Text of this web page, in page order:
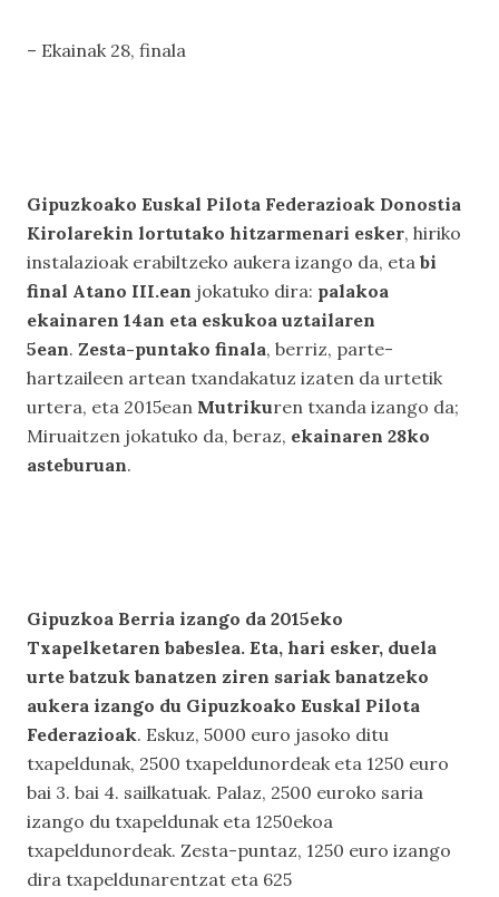
– Ekainak 28, finala
Gipuzkoako Euskal Pilota Federazioak Donostia
Kirolarekin lortutako hitzarmenari esker, hiriko
instalazioak erabiltzeko aukera izango da, eta bi
final Atano III.ean jokatuko dira: palakoa
ekainaren 14an eta eskukoa uztailaren
5ean. Zesta-puntako finala, berriz, parte-
hartzaileen artean txandakatuz izaten da urtetik
urtera, eta 2015ean Mutrikuren txanda izango da;
Miruaitzen jokatuko da, beraz, ekainaren 28ko
asteburuan.
Gipuzkoa Berria izango da 2015eko
Txapelketaren babeslea. Eta, hari esker, duela
urte batzuk banatzen ziren sariak banatzeko
aukera izango du Gipuzkoako Euskal Pilota
Federazioak. Eskuz, 5000 euro jasoko ditu
txapeldunak, 2500 txapeldunordeak eta 1250 euro
bai 3. bai 4. sailkatuak. Palaz, 2500 euroko saria
izango du txapeldunak eta 1250ekoa
txapeldunordeak. Zesta-puntaz, 1250 euro izango
dira txapeldunarentzat eta 625